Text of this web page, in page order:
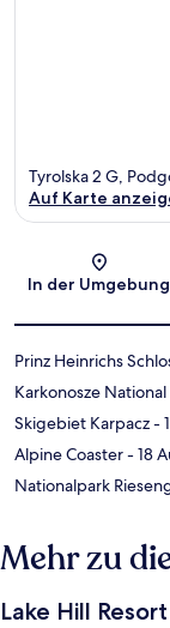
Tyrolska 2 G,
Auf Karte
In der Umgebung
Prinz Heinrichs
Karkonosze National
Skigebiet Karpacz-
Alpine Coaster- 18
Nationalpark
Mehr zu
Lake Hill